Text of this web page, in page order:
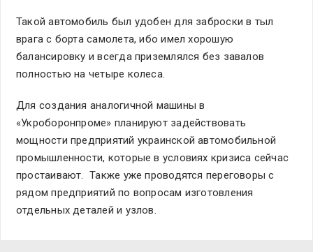
Такой автомобиль был удобен для заброски в тыл
врага с борта самолета, ибо имел хорошую
балансировку и всегда приземлялся без завалов
полностью на четыре колеса.
Для создания аналогичной машины в
«Укроборонпроме» планируют задействовать
мощности предприятий украинской автомобильной
промышленности, которые в условиях кризиса сейчас
простаивают. Также уже проводятся переговоры с
рядом предприятий по вопросам изготовления
отдельных деталей и узлов.